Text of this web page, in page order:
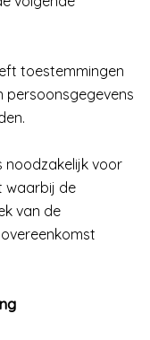
toestemmingen
persoonsgegevens
noodzakelijk voor
waarbij de
van de